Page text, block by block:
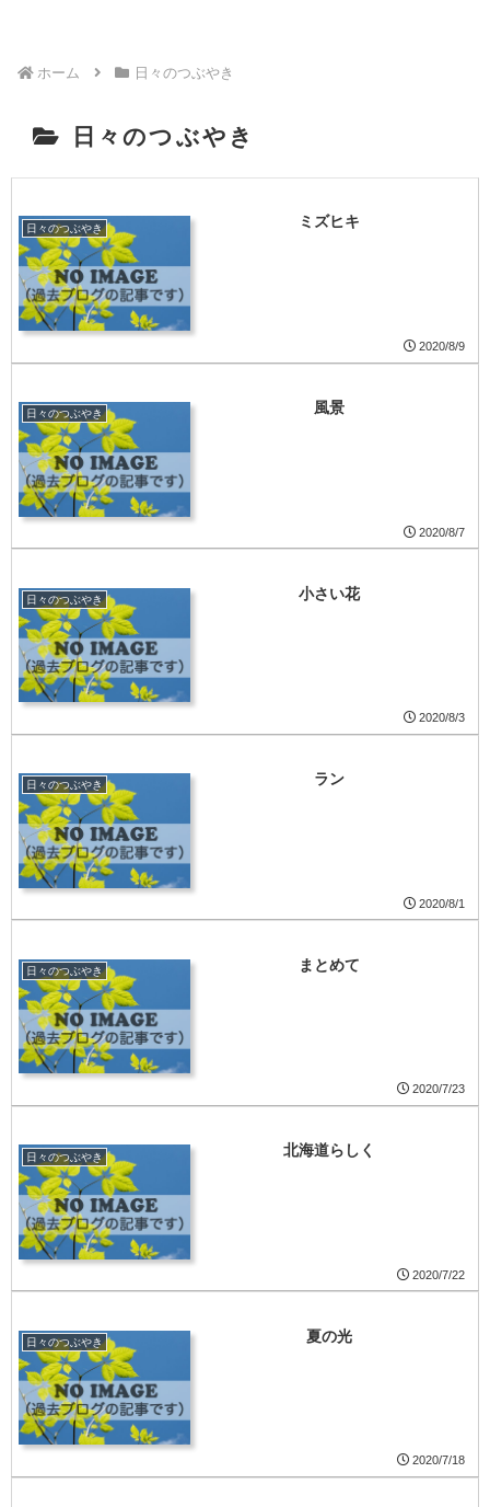
ホーム 日々のつぶやき
日々のつぶやき
日々のつぶやき ミズヒキ
2020/8/9
日々のつぶやき 風景
2020/8/7
日々のつぶやき 小さい花
2020/8/3
日々のつぶやき ラン
2020/8/1
日々のつぶやき まとめて
2020/7/23
日々のつぶやき 北海道らしく
2020/7/22
日々のつぶやき 夏の光
2020/7/18